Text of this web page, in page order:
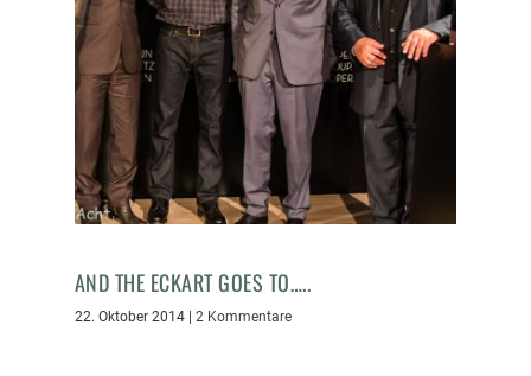
AND THE ECKART GOES TO…..
22. Oktober 2014| 2 Kommentare